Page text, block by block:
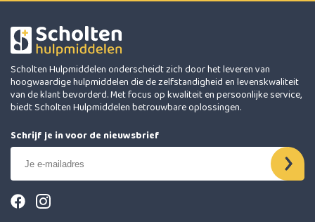
Scholten Hulpmiddelen onderscheidt zich door het leveren van
hoogwaardige hulpmiddelen die de zelfstandigheid en levenskwaliteit
van de klant bevorderd. Met focus op kwaliteit en persoonlijke service,
biedt Scholten Hulpmiddelen betrouwbare oplossingen.
Schrijf je in voor de nieuwsbrief